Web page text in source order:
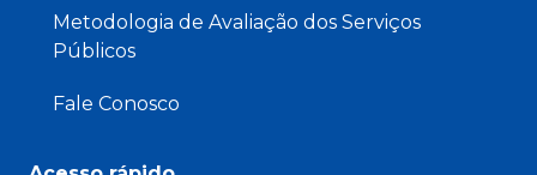
Metodologia de Avaliação dos Serviços
Públicos
Fale Conosco